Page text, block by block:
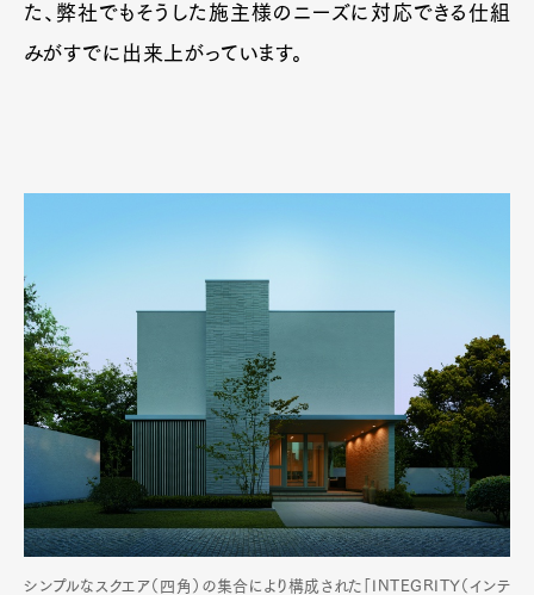
た、弊社でもそうした施主様のニーズに対応できる仕組
みがすでに出来上がっています。
シンプルなスクエア（四角）の集合により構成された「INTEGRITY（インテ